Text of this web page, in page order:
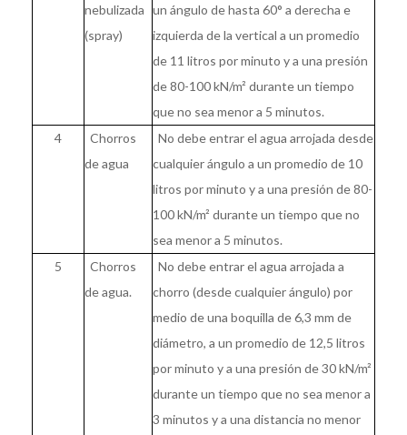
nebulizada
(spray)
un ángulo de hasta 60° a derecha e
izquierda de la vertical a un promedio
de 11 litros por minuto y a una presión
de 80-100 kN/m² durante un tiempo
que no sea menor a 5 minutos.
4
Chorros
de agua
No debe entrar el agua arrojada desde
cualquier ángulo a un promedio de 10
litros por minuto y a una presión de 80-
100 kN/m² durante un tiempo que no
sea menor a 5 minutos.
5
Chorros
de agua.
No debe entrar el agua arrojada a
chorro (desde cualquier ángulo) por
medio de una boquilla de 6,3 mm de
diámetro, a un promedio de 12,5 litros
por minuto y a una presión de 30 kN/m²
durante un tiempo que no sea menor a
3 minutos y a una distancia no menor